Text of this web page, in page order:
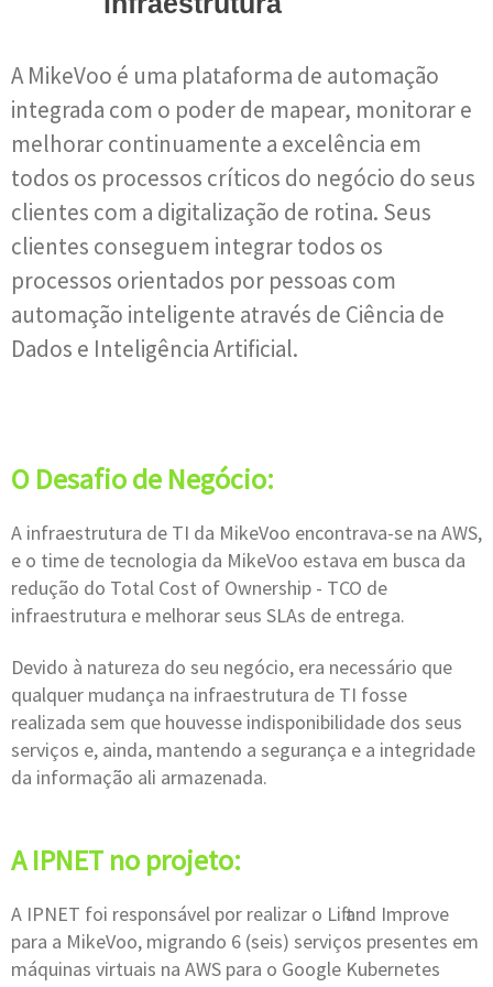
A MikeVoo é uma plataforma de automação
integrada com o poder de mapear, monitorar e
melhorar continuamente a excelência em
todos os processos críticos do negócio do seus
clientes com a digitalização de rotina. Seus
clientes conseguem integrar todos os
processos orientados por pessoas com
automação inteligente através de Ciência de
Dados e Inteligência Artificial.
O Desafio de Negócio:
A infraestrutura de TI da MikeVoo encontrava-se na AWS,
e o time de tecnologia da MikeVoo estava em busca da
redução do Total Cost of Ownership - TCO de
infraestrutura e melhorar seus SLAs de entrega.
Devido à natureza do seu negócio, era necessário que
qualquer mudança na infraestrutura de TI fosse
realizada sem que houvesse indisponibilidade dos seus
serviços e, ainda, mantendo a segurança e a integridade
da informação ali armazenada.
A IPNET no projeto:
A IPNET foi responsável por realizar o Lift and Improve
para a MikeVoo, migrando 6 (seis) serviços presentes em
máquinas virtuais na AWS para o Google Kubernetes